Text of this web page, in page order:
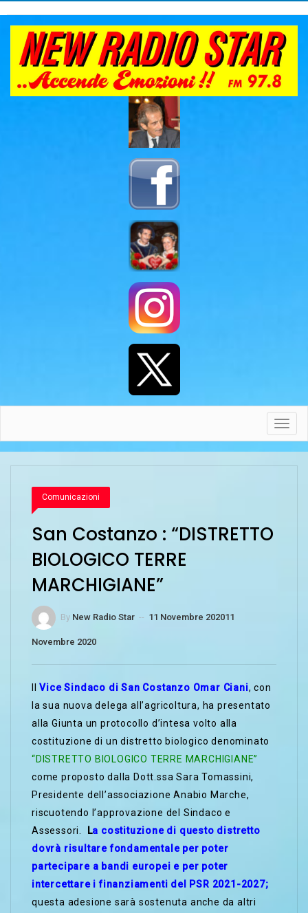
Comunicazioni
San Costanzo : “DISTRETTO
BIOLOGICO TERRE
MARCHIGIANE”
By New Radio Star -- 11 Novembre 202011
Novembre 2020
IlVice Sindaco di San Costanzo Omar Ciani, con
la sua nuova delega all’agricoltura, ha presentato
alla Giunta un protocollo d’intesa volto alla
costituzione di un distretto biologico denominato
“DISTRETTO BIOLOGICO TERRE MARCHIGIANE”
come proposto dalla Dott.ssa Sara Tomassini,
Presidente dell’associazione Anabio Marche,
riscuotendo l’approvazione del Sindaco e
Assessori.
La costituzione di questo distretto
dovrà risultare fondamentale per poter
partecipare a bandi europei e per poter
intercettare i finanziamenti del PSR 2021-2027;
questa adesione sarà sostenuta anche da altri